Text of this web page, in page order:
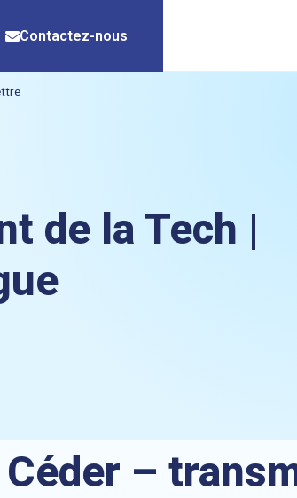
Contactez-nous
de la Tech |
Céder –